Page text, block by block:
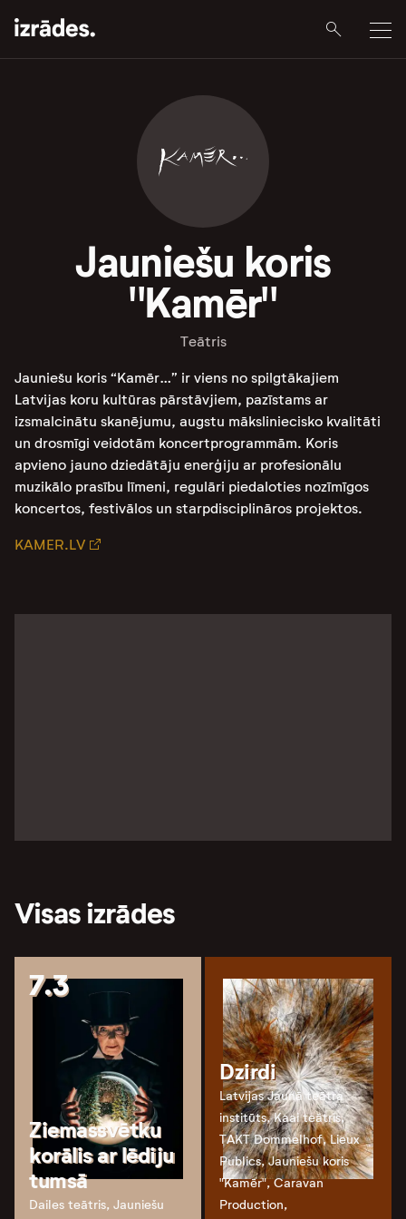
Jauniešu koris
"Kamēr"
Teātris
Jauniešu koris “Kamēr…” ir viens no spilgtākajiem
Latvijas koru kultūras pārstāvjiem, pazīstams ar
izsmalcinātu skanējumu, augstu māksliniecisko kvalitāti
un drosmīgi veidotām koncertprogrammām. Koris
apvieno jauno dziedātāju enerģiju ar profesionālu
muzikālo prasību līmeni, regulāri piedaloties nozīmīgos
koncertos, festivālos un starpdisciplināros projektos.
KAMER.LV
Visas izrādes
7.3
Ziemassvētku
korālis ar lēdiju
tumsā
Dailes teātris, Jauniešu
Dzirdi
Latvijas Jaunā teātra
institūts, Kaai teātris,
TAKT Dommelhof, Lieux
Publics, Jauniešu koris
"Kamēr", Caravan
Production,